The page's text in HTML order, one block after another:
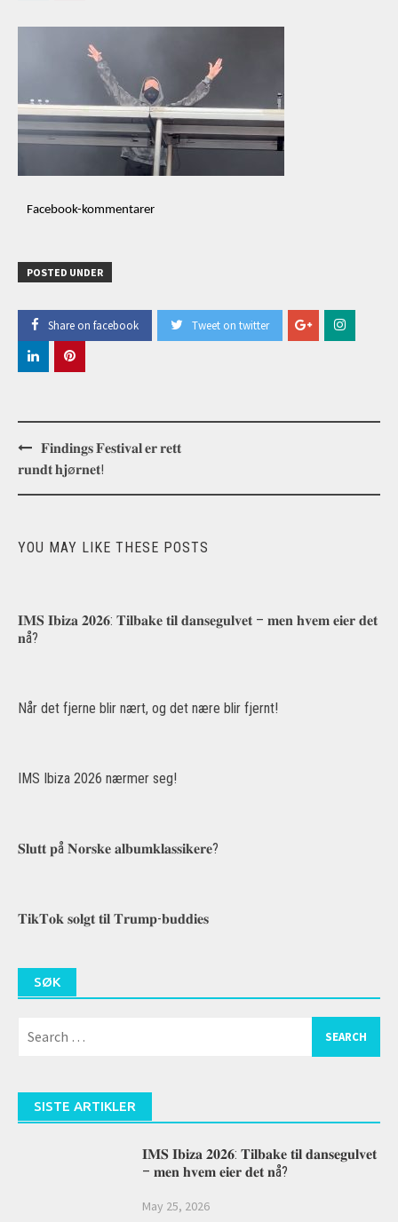
Facebook-kommentarer
POSTED UNDER
Share on facebook Tweet on twitter
Post
navigation
𝐅𝐢𝐧𝐝𝐢𝐧𝐠𝐬 𝐅𝐞𝐬𝐭𝐢𝐯𝐚𝐥 𝐞𝐫 𝐫𝐞𝐭𝐭
𝐫𝐮𝐧𝐝𝐭 𝐡𝐣ø𝐫𝐧𝐞𝐭!
YOU MAY LIKE THESE POSTS
𝐈𝐌𝐒 𝐈𝐛𝐢𝐳𝐚 𝟐𝟎𝟐𝟔: 𝐓𝐢𝐥𝐛𝐚𝐤𝐞 𝐭𝐢𝐥 𝐝𝐚𝐧𝐬𝐞𝐠𝐮𝐥𝐯𝐞𝐭 – 𝐦𝐞𝐧 𝐡𝐯𝐞𝐦 𝐞𝐢𝐞𝐫 𝐝𝐞𝐭
𝐧å?
Når det fjerne blir nært, og det nære blir fjernt!
IMS Ibiza 2026 nærmer seg!
𝐒𝐥𝐮𝐭𝐭 𝐩å 𝐍𝐨𝐫𝐬𝐤𝐞 𝐚𝐥𝐛𝐮𝐦𝐤𝐥𝐚𝐬𝐬𝐢𝐤𝐞𝐫𝐞?
𝐓𝐢𝐤𝐓𝐨𝐤 𝐬𝐨𝐥𝐠𝐭 𝐭𝐢𝐥 𝐓𝐫𝐮𝐦𝐩-𝐛𝐮𝐝𝐝𝐢𝐞𝐬
SØK
for:
SISTE ARTIKLER
𝐈𝐌𝐒 𝐈𝐛𝐢𝐳𝐚 𝟐𝟎𝟐𝟔: 𝐓𝐢𝐥𝐛𝐚𝐤𝐞 𝐭𝐢𝐥 𝐝𝐚𝐧𝐬𝐞𝐠𝐮𝐥𝐯𝐞𝐭
– 𝐦𝐞𝐧 𝐡𝐯𝐞𝐦 𝐞𝐢𝐞𝐫 𝐝𝐞𝐭 𝐧å?
May 25, 2026